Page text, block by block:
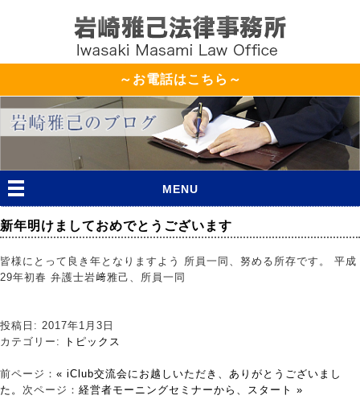
～お電話はこちら～
MENU
新年明けましておめでとうございます
皆様にとって良き年となりますよう 所員一同、努める所存です。 平成
29年初春 弁護士岩﨑雅己、所員一同
投稿日: 2017年1月3日
カテゴリー:
トピックス
前ページ： « iClub交流会にお越しいただき、ありがとうございまし
た。 次ページ： 経営者モーニングセミナーから、スタート »